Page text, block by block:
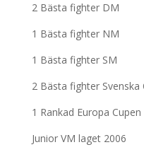
2 Bästa fighter DM
1 Bästa fighter NM
1 Bästa fighter SM
2 Bästa fighter Svenska
1 Rankad Europa Cupen
Junior VM laget 2006